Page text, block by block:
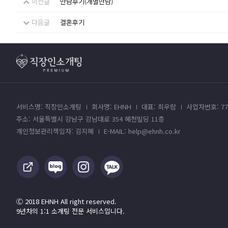
다음글 결혼후기
서비스명: 직장인소개팅 회사명: EHNH 대표: 최우람
사업자번호:
주소: 서울특별시 강남구 강남대로 354 혜천빌딩 11층
개인정보관리책임자: 김지혜
E-MAIL: help@ehnh.co.kr
Ⓒ 2018 EHNH All right reserved.
9년차의 1:1 소개팅 전문 서비스입니다.